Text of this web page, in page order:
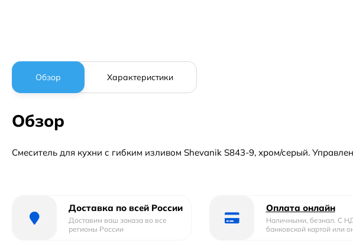
Обзор Характеристики
Обзор
Смеситель для кухни с гибким изливом Shevanik S843-9, хром/серый.
Доставка по всей России
Доставим ваш заказа во все
регионы России
Оплата онлайн
Наличными, безнал. С
банковской картой или